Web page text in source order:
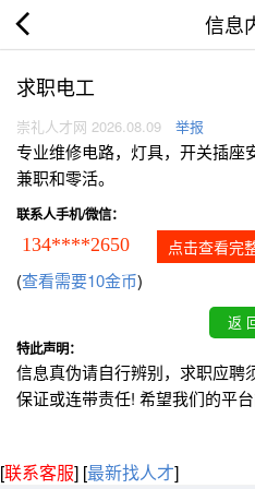
信息
求职电工
崇礼人才网 2026.08.09 举报
专业维修电路，灯具，开关插座
兼职和零活。
联系人手机/微信：
134****2650 点击查看完
(查看需要10金币)
特此声明：
信息真伪请自行辨别，求职应聘
保证或连带责任! 希望我们的平
[联系客服] [最新找人才]